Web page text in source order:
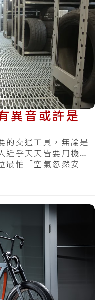
異音或許是
的交通工具，無論是
近乎天天皆要用機
最怕「空氣忽然安